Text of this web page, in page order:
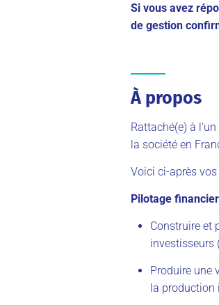
Si vous avez
de gestion
À propos
Rattaché(e) à
la société en
Voici ci-après
Pilotage
Construire et
investisseurs
Produire une
la production